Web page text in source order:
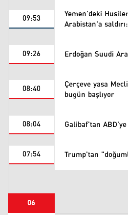
09:53 Yemen'deki
Arabistan'a
09:26 Erdoğan Suudi
08:40 Çerçeve yasa
bugün başlıyor
08:04 Galibaf'tan
07:54 Trump'tan
06